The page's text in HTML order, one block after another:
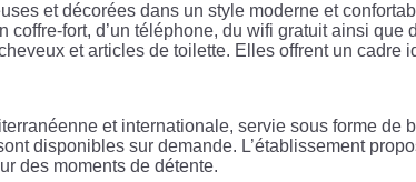
et décorées dans un style moderne et
fort, d’un téléphone, du wifi gratuit ainsi que
et articles de toilette. Elles offrent un cadre
et internationale, servie sous forme de
disponibles sur demande. L’établissement
des moments de détente.